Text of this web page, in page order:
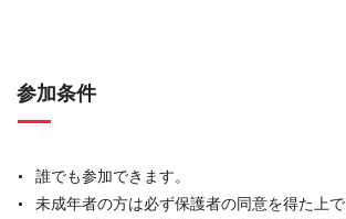
参加条件
誰でも参加できます。
未成年者の方は必ず保護者の同意を得た上で